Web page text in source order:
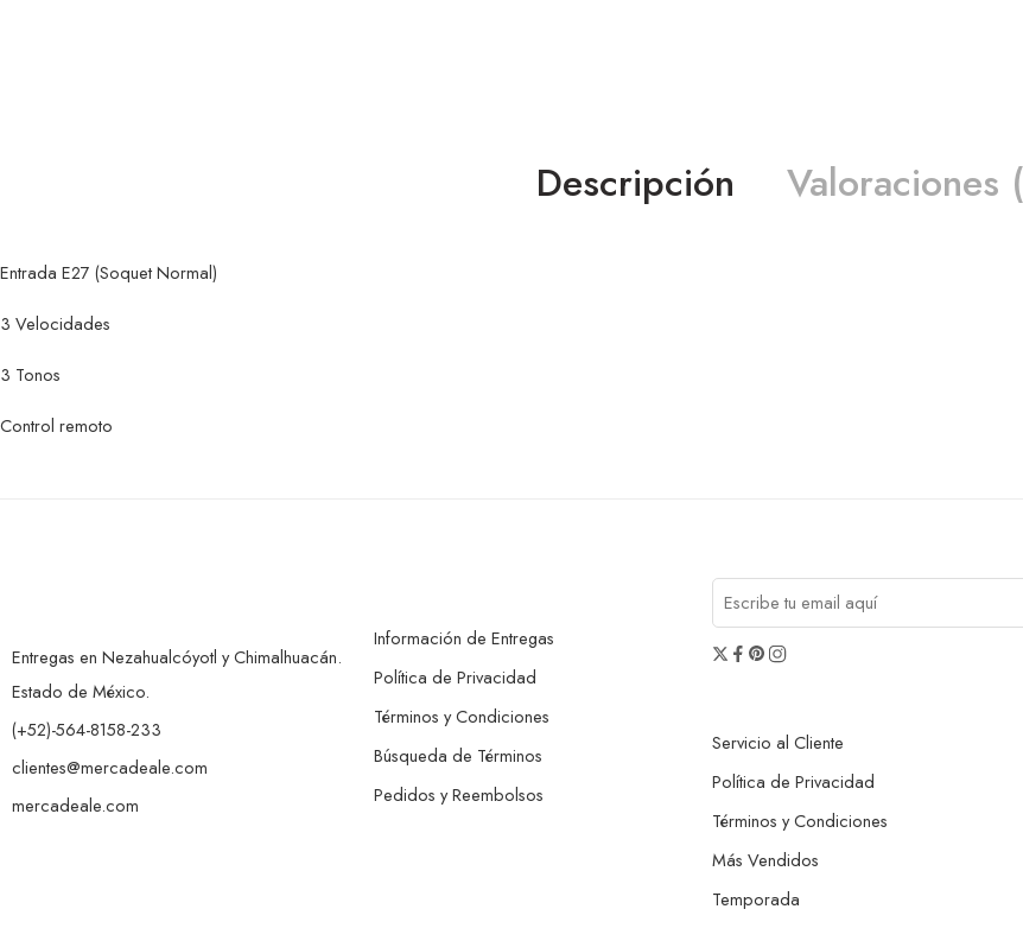
Descripción Valoraciones
Entrada E27 (Soquet Normal)
3 Velocidades
3 Tonos
Control remoto
Entregas en Nezahualcóyotl y Chimalhuacán.
Estado de México.
(+52)-564-8158-233
clientes@mercadeale.com
mercadeale.com
Información de Entregas
Política de Privacidad
Términos y Condiciones
Búsqueda de Términos
Pedidos y Reembolsos
Servicio al Cliente
Política de Privacidad
Términos y Condiciones
Más Vendidos
Temporada